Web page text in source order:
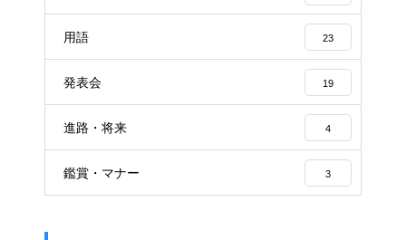
用語 23
発表会 19
進路・将来 4
鑑賞・マナー 3